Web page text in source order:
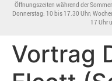
Öffnungszeiten während der
Donnerstag: 10 bis 17.30 Uhr;
17 Uhr
Vortrag